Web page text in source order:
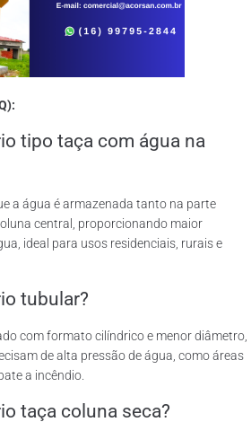
tipo taça com água na
a água é armazenada tanto na parte
central, proporcionando maior
ideal para usos residenciais, rurais e
tubular?
com formato cilíndrico e menor diâmetro,
de alta pressão de água, como áreas
a incêndio.
taça coluna seca?